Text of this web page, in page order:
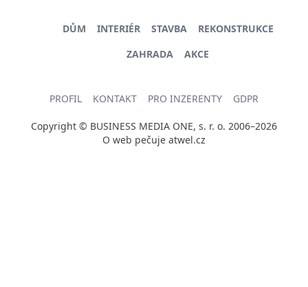
DŮM INTERIÉR STAVBA
REKONSTRUKCE
ZAHRADA
AKCE
PROFIL KONTAKT PRO INZERENTY GDPR
Copyright © BUSINESS MEDIA ONE, s. r. o. 2006–2026